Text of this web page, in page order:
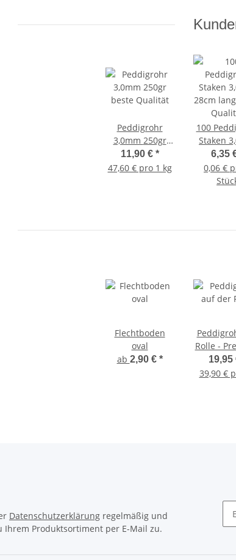
Peddigrohr
3,0mm 250gr
beste Qualität
11,90 € *
47,60 € pro 1 kg
100
Staken
28cm lang
6,35
0,06 €
Flechtboden
oval
ab 2,90 € *
Rolle -
19,95
39,90 €
Datenschutzerklärung regelmäßig und
Produktsortiment per E-Mail zu.